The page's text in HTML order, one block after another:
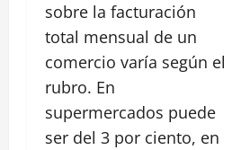
sobre la facturación
total mensual de un
comercio varía según el
rubro. En
supermercados puede
ser del 3 por ciento, en